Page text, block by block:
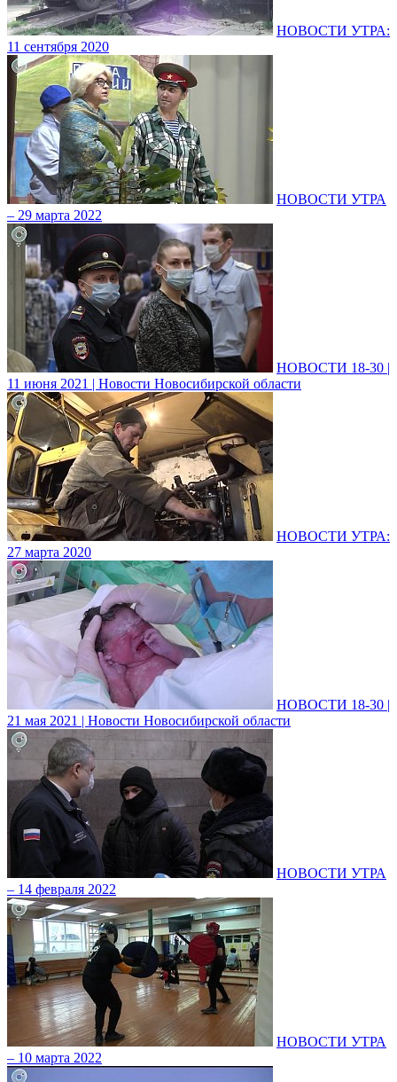
НОВОСТИ УТРА:
11 сентября 2020
НОВОСТИ УТРА
– 29 марта 2022
НОВОСТИ 18-30 |
11 июня 2021 | Новости Новосибирской области
НОВОСТИ УТРА:
27 марта 2020
НОВОСТИ 18-30 |
21 мая 2021 | Новости Новосибирской области
НОВОСТИ УТРА
– 14 февраля 2022
НОВОСТИ УТРА
– 10 марта 2022